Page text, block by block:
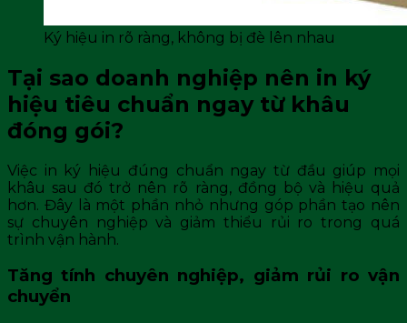
Ký hiệu in rõ ràng, không bị đè lên nhau
Tại sao doanh nghiệp nên in ký
hiệu tiêu chuẩn ngay từ khâu
đóng gói?
Việc in ký hiệu đúng chuẩn ngay từ đầu giúp mọi
khâu sau đó trở nên rõ ràng, đồng bộ và hiệu quả
hơn. Đây là một phần nhỏ nhưng góp phần tạo nên
sự chuyên nghiệp và giảm thiểu rủi ro trong quá
trình vận hành.
Tăng tính chuyên nghiệp, giảm rủi ro vận
chuyển